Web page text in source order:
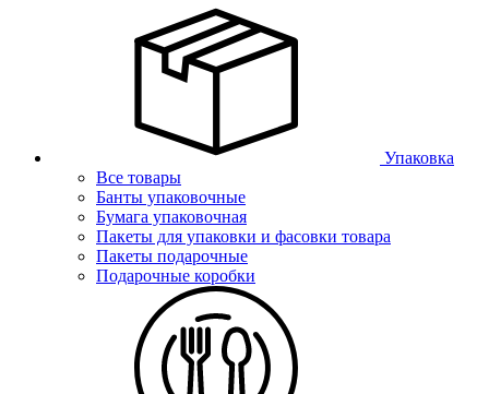
Упаковка
Все товары
Банты упаковочные
Бумага упаковочная
Пакеты для упаковки и фасовки товара
Пакеты подарочные
Подарочные коробки